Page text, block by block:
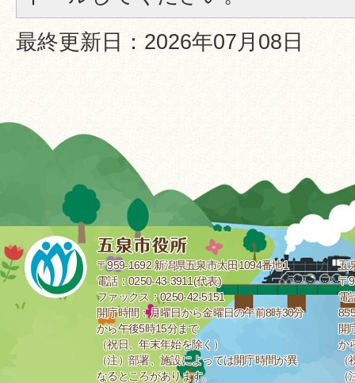
最終更新日：2026年07月08日
〒959-1692 新潟県五泉市太田1094番地1
電話：0250-43-3911(代表)
ファックス：0250-42-5151
開庁時間：月曜日から金曜日の午前8時30分
から午後5時15分まで
（祝日、年末年始を除く）
（注）部署、施設によっては開庁時間が異
なるところがあります。
五
〒
電
開
か